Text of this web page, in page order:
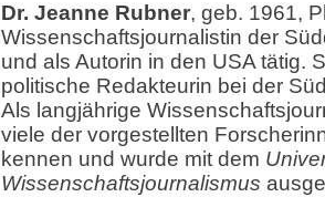
Dr. Jeanne Rubner, geb. 1961,
Wissenschaftsjournalistin der
und als Autorin in den USA tätig.
politische Redakteurin bei der
Als langjährige
viele der vorgestellten
kennen und wurde mit dem
Wissenschaftsjournalismus